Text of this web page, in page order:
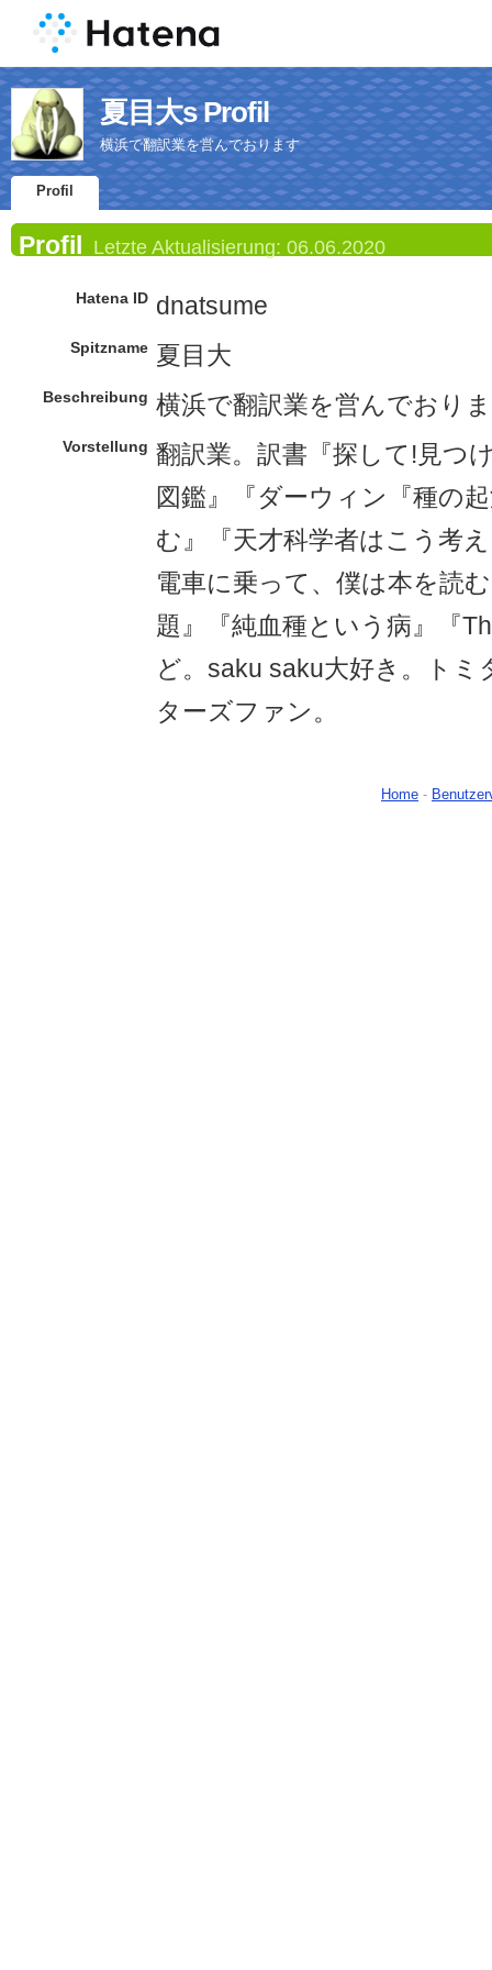
夏目大s Profil
横浜で翻訳業を営んでおります
Profil
Profil Letzte Aktualisierung: 06.06.2020
Hatena ID dnatsume
Spitzname 夏目大
Beschreibung 横浜で翻訳業を営んでおり
Vorstellung 翻訳業。訳書『探して!見つ
図鑑』『ダーウィン『種の
む』『天才科学者はこう考
電車に乗って、僕は本を読
題』『純血種という病』『
ど。saku saku大好き。トミ
ターズファン。
Home -